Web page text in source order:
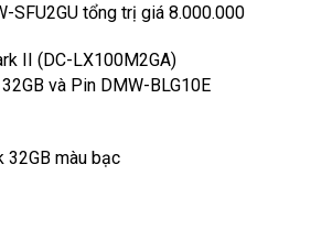
SFU2GU tổng trị giá 8.000.000
II (DC-LX100M2GA)
và Pin DMW-BLG10E
32GB màu bạc